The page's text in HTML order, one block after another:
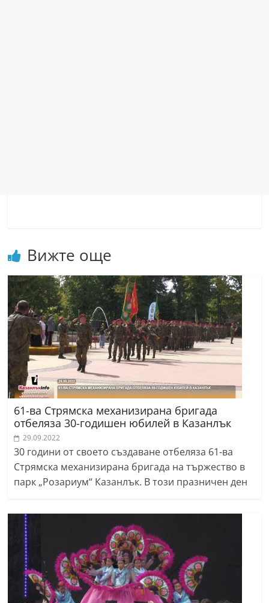
Вижте още
61-ва Стрямска механизирана бригада
отбеляза 30-годишен юбилей в Казанлък
29.09.2022
30 години от своето създаване отбеляза 61-ва
Стрямска механизирана бригада на тържество в
парк „Розариум“ Казанлък. В този празничен ден